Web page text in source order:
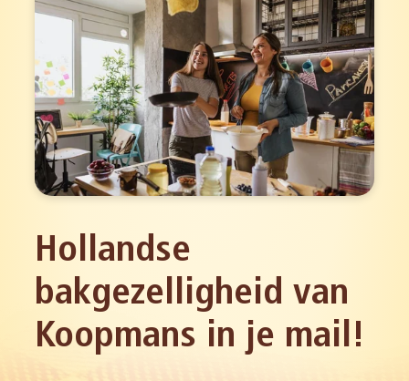
Hollandse
bakgezelligheid van
Koopmans in je mail!